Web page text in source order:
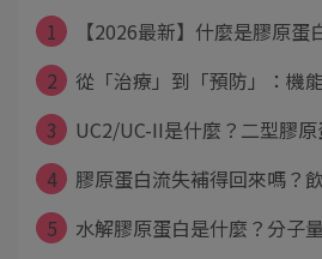
1
【2026最新】什麼是膠原
2
從「治療」到「預防」：機
3
UC2/UC-II是什麼？二型膠
4
膠原蛋白流失補得回來嗎？
5
水解膠原蛋白是什麼？分子